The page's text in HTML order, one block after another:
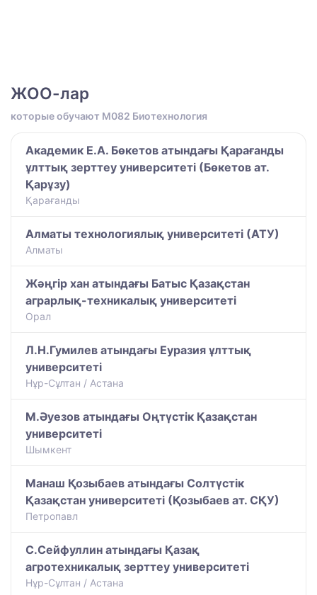
ЖОО-лар
которые обучают M082 Биотехнология
Академик Е.А. Бөкетов атындағы Қарағанды
ұлттық зерттеу университеті (Бөкетов ат.
Қарұзу)
Қарағанды
Алматы технологиялық университеті (АТУ)
Алматы
Жәңгір хан атындағы Батыс Қазақстан
аграрлық-техникалық университеті
Орал
Л.Н.Гумилев атындағы Еуразия ұлттық
университеті
Нұр-Сұлтан / Астана
М.Әуезов атындағы Оңтүстік Қазақстан
университеті
Шымкент
Манаш Қозыбаев атындағы Солтүстік
Қазақстан университеті (Қозыбаев ат. СҚУ)
Петропавл
С.Сейфуллин атындағы Қазақ
агротехникалық зерттеу университеті
Нұр-Сұлтан / Астана